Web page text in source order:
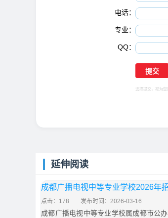
电话：
专业：
QQ：
选择提交，视为您
延伸阅读
成都广播电视中等专业学校2026年
点击：178 发布时间：2026-03-16
成都广播电视中等专业学校属成都市公